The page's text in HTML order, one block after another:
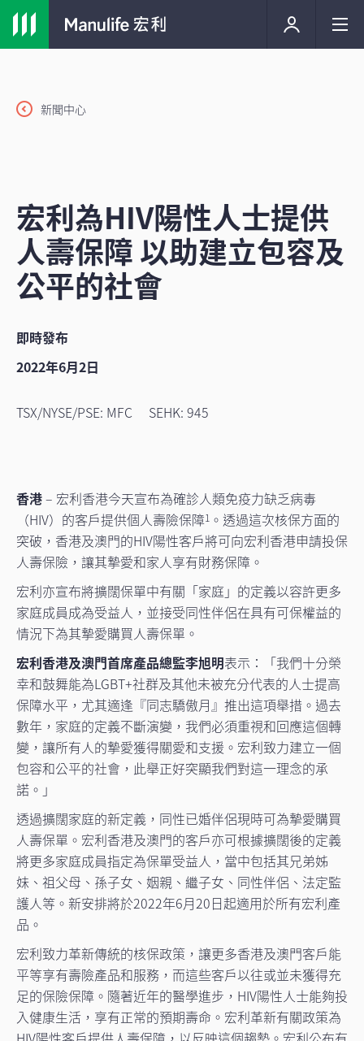
新聞中心
宏利為HIV陽性人士提供
人壽保障 以助建立包容及
公平的社會
即時發布
2022年6月2日
TSX/NYSE/PSE: MFC SEHK: 945
香港– 宏利香港今天宣布為確診人類免疫力缺乏病毒
（HIV）的客戶提供個人壽險保障1 。透過這次核保方面的
突破，香港及澳門的HIV陽性客戶將可向宏利香港申請投保
人壽保險，讓其摯愛和家人享有財務保障。
宏利亦宣布將擴闊保單中有關「家庭」的定義以容許更多
家庭成員成為受益人，並接受同性伴侶在具有可保權益的
情況下為其摯愛購買人壽保單。
宏利香港及澳門首席產品總監李旭明表示：「我們十分榮
幸和鼓舞能為LGBT+社群及其他未被充分代表的人士提高
保障水平，尤其適逢『同志驕傲月』推出這項舉措。過去
數年，家庭的定義不斷演變，我們必須重視和回應這個轉
變，讓所有人的摯愛獲得關愛和支援。宏利致力建立一個
包容和公平的社會，此舉正好突顯我們對這一理念的承
諾。」
透過擴闊家庭的新定義，同性已婚伴侶現時可為摯愛購買
人壽保單。宏利香港及澳門的客戶亦可根據擴闊後的定義
將更多家庭成員指定為保單受益人，當中包括其兄弟姊
妹、祖父母、孫子女、姻親、繼子女、同性伴侶、法定監
護人等。新安排將於2022年6月20日起適用於所有宏利產
品。
宏利致力革新傳統的核保政策，讓更多香港及澳門客戶能
平等享有壽險產品和服務，而這些客戶以往或並未獲得充
足的保險保障。隨著近年的醫學進步，HIV陽性人士能夠投
入健康生活，享有正常的預期壽命。宏利革新有關政策為